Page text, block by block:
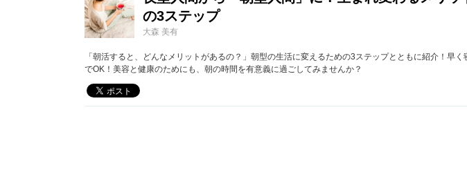
の3ステップ
大森 美有
「朝活すると、どんなメリットがあるの？」朝型の生活に変えるための3ステップとともに紹介！早
でOK！美容と健康のためにも、朝の時間を有意義に過ごしてみませんか？